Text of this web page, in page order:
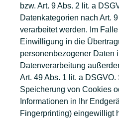
bzw. Art. 9 Abs. 2 lit. a
Datenkategorien nach Art.
verarbeitet werden. Im
Einwilligung in die
personenbezogener Daten
Datenverarbeitung
Art. 49 Abs. 1 lit. a
Speicherung von Cookies
Informationen in Ihr
Fingerprinting) eingewilligt